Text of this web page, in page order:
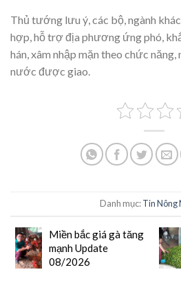
Thủ tướng lưu ý, các bộ, ngành
hợp, hỗ trợ địa phương ứng phó,
hán, xâm nhập mặn theo chức năng,
nước được giao.
Danh mục:Tin Nông
Miền bắc giá gà tăng
mạnh Update
08/2026